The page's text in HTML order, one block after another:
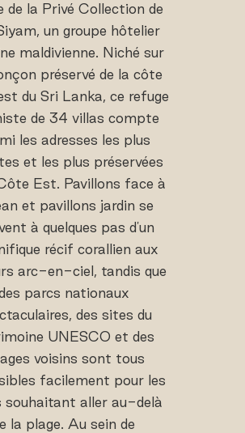
de la Privé Collection de
un groupe hôtelier
maldivienne. Niché sur
préservé de la côte
du Sri Lanka, ce refuge
de 34 villas compte
les adresses les plus
et les plus préservées
Est. Pavillons face à
et pavillons jardin se
à quelques pas d'un
récif corallien aux
arc-en-ciel, tandis que
parcs nationaux
des sites du
UNESCO et des
voisins sont tous
facilement pour les
souhaitant aller au-delà
la plage. Au sein de